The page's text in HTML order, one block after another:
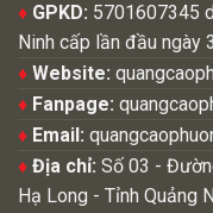
♦ GPKD: 5701607345
Ninh cấp lần đầu ngày
♦ Website:
♦ Fanpage:
♦ Email:
♦ Địa chỉ: Số 03 -
Hạ Long - Tỉnh Quảng